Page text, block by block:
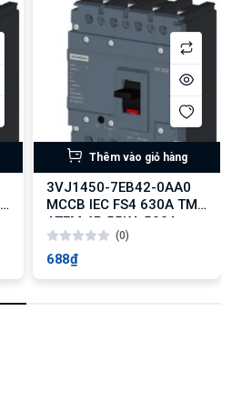
Thêm vào giỏ hàng
3VJ1450-7EB42-0AA0
MCCB IEC FS4 630A TM
ATFM 4P 55KA 500A
(0)
688₫